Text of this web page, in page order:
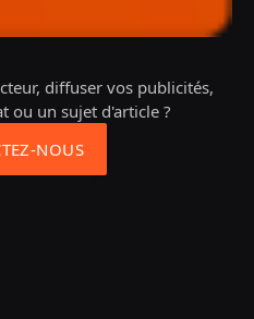
diffuser vos publicités,
ou un sujet d'article ?
NOUS